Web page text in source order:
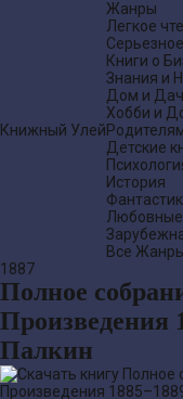
Книжный Улей
Жанры
Легкое
Книги о
Знания и
Дом и
Хобби и
Детские
История
Все
Полное
Произведения
Палкин
1887